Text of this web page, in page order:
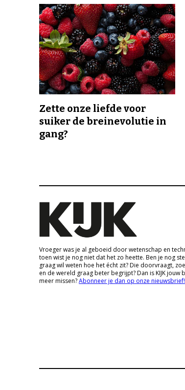
Zette onze liefde voor
suiker de breinevolutie in
gang?
Vroeger was je al geboeid door wetenschap en
toen wist je nog niet dat het zo heette. Ben je nog
graag wil weten hoe het écht zit? Die doorvraagt,
en de wereld graag beter begrijpt? Dan is KIJK jouw
meer missen?Abonneer je dan op onze nieuwsbrief!